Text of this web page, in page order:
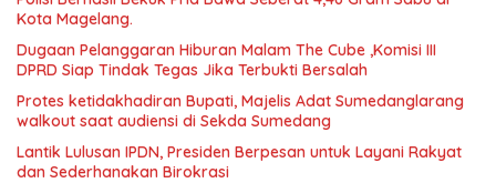
Kota Magelang.
Dugaan Pelanggaran Hiburan Malam The Cube ,Komisi III
DPRD Siap Tindak Tegas Jika Terbukti Bersalah
Protes ketidakhadiran Bupati, Majelis Adat Sumedanglarang
walkout saat audiensi di Sekda Sumedang
Lantik Lulusan IPDN, Presiden Berpesan untuk Layani Rakyat
dan Sederhanakan Birokrasi